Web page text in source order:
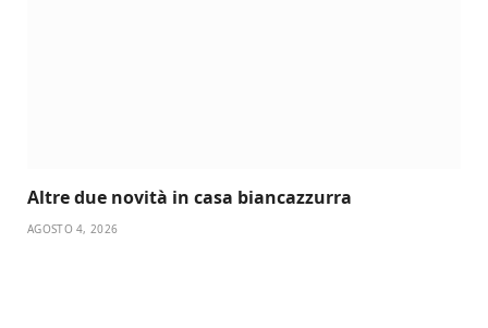
Altre due novità in casa biancazzurra
AGOSTO 4, 2026